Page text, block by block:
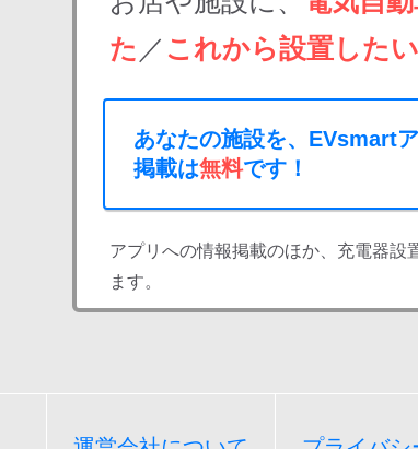
た ／ これから設置したい
あなたの施設を、EVsmart
掲載は無料です！
アプリへの情報掲載のほか、充電器設
ます。